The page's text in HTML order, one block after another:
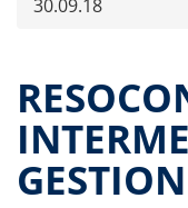
Documenti di
Relazioni di
Governance
30.09.18